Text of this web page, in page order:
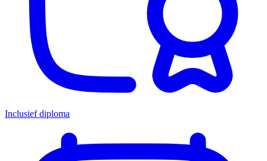
Inclusief diploma